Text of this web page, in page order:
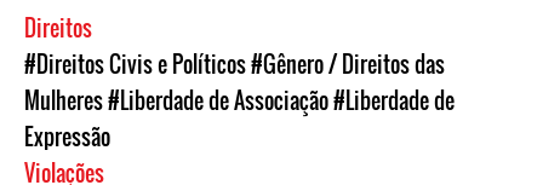
Direitos
#Direitos Civis e Políticos#Gênero / Direitos das
Mulheres#Liberdade de Associação#Liberdade de
Expressão
Violações